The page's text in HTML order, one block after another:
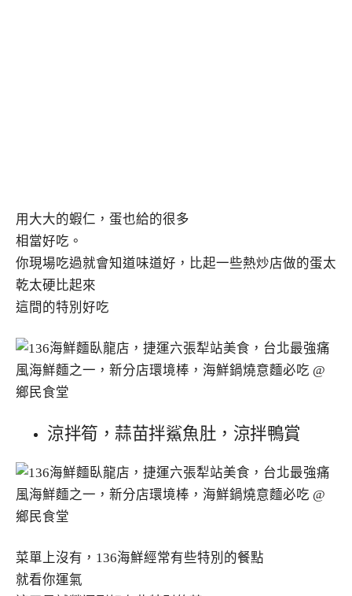
用大大的蝦仁，蛋也給的很多
相當好吃。
你現場吃過就會知道味道好，比起一些熱炒店做的蛋太
乾太硬比起來
這間的特別好吃
涼拌筍，蒜苗拌鯊魚肚，涼拌鴨賞
菜單上沒有，136海鮮經常有些特別的餐點
就看你運氣